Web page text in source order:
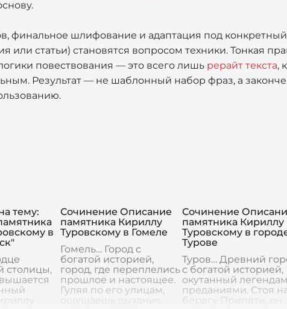
финальное шлифование и адаптация под
или статьи) становятся вопросом техники. Тонкая
повествования — это всего лишь рерайт текста,
Результат — не шаблонный набор фраз, а
тему:
в
столицы,
Сочинение Описание
памятника Кириллу
Туровскому в Гомеле
Гомель… Город с
богатой историей,
город, где переплелись
прошлое и настоящее.
Гуляя по его улицам,
ощущаешь дыхание
Сочинение
памятника Кириллу
Туровскому в
Турове
Туров… Древний
с богатой историей,
окутанный
преданиями. Стоя
берегу Припяти, он